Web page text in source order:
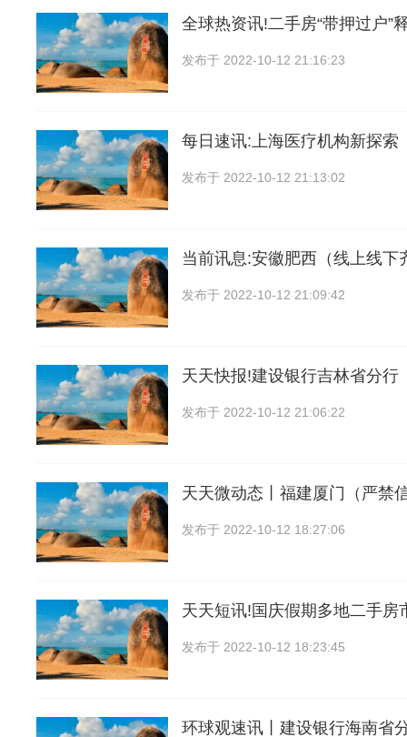
全球热资讯!二手房“带押过户”
发布于 2022-10-12 21:16:23
每日速讯:上海医疗机构新探索
发布于 2022-10-12 21:13:02
当前讯息:安徽肥西（线上线下
发布于 2022-10-12 21:09:42
天天快报!建设银行吉林省分行
发布于 2022-10-12 21:06:22
天天微动态丨福建厦门（严禁
发布于 2022-10-12 18:27:06
天天短讯!国庆假期多地二手房
发布于 2022-10-12 18:23:45
环球观速讯丨建设银行海南省